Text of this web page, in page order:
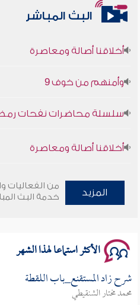
البث المباشر
سلسلة محاضرات نفحات رمضانية
المزيد
من الفعاليات
خدمة البث
الأكثر استماعا لهذا الشهر
شرح زاد المستقنع_باب اللقطة
محمد مختار الشنقيطي